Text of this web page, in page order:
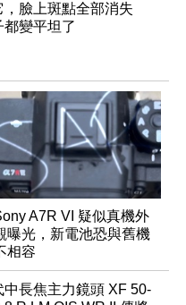
，臉上斑點全部消失
都變平坦了
A7R VI 疑似真機外
曝光，新電池恐與舊機
相容
中長焦主力鏡頭 XF 50-